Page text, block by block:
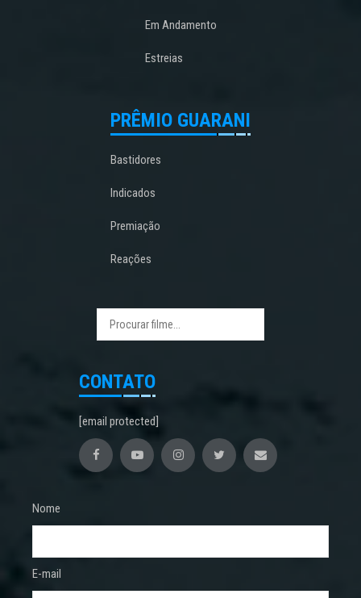
Em Andamento
Estreias
PRÊMIO GUARANI
Bastidores
Indicados
Premiação
Reações
CONTATO
[email protected]
Nome
E-mail